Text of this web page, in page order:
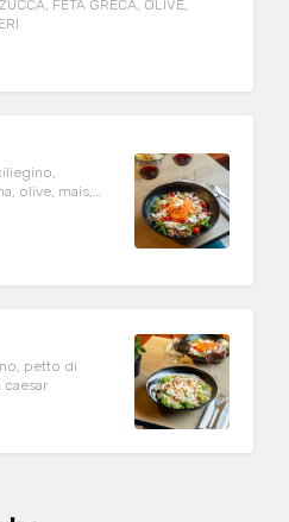
FETA GRECA, OLIVE,
olive, mais,
petto di